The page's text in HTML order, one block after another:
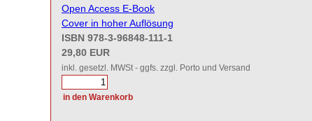
Open Access E-Book
Cover in hoher Auflösung
ISBN 978-3-96848-111-1
29,80 EUR
inkl. gesetzl. MWSt - ggfs. zzgl. Porto und Versand